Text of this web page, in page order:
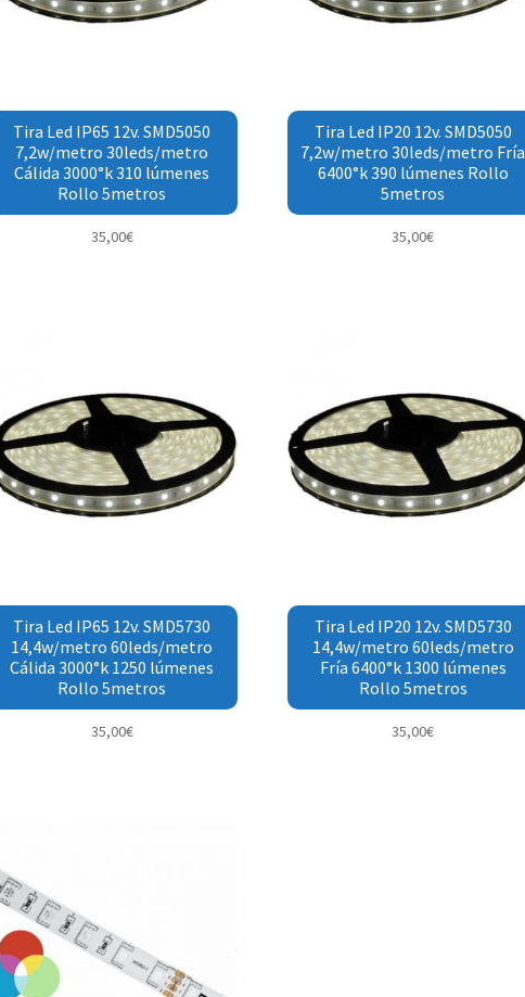
Tira Led IP65 12v. SMD5050
7,2w/metro 30leds/metro
Cálida 3000°k 310 lúmenes
Rollo 5metros
35,00€
Tira Led IP20 12v. SMD5050
7,2w/metro 30leds/metro Fría
6400°k 390 lúmenes Rollo
5metros
35,00€
Tira Led IP65 12v. SMD5730
14,4w/metro 60leds/metro
Cálida 3000°k 1250 lúmenes
Rollo 5metros
35,00€
Tira Led IP20 12v. SMD5730
14,4w/metro 60leds/metro
Fría 6400°k 1300 lúmenes
Rollo 5metros
35,00€